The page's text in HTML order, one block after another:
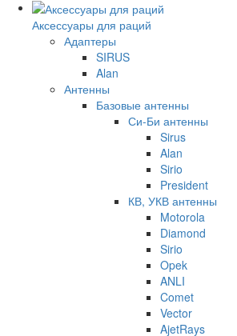
Аксессуары для раций
Адаптеры
SIRUS
Alan
Антенны
Базовые антенны
Си-Би антенны
Sirus
Alan
Sirio
President
КВ, УКВ антенны
Motorola
Diamond
Sirio
Opek
ANLI
Comet
Vector
AjetRays